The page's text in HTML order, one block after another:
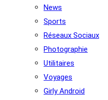
News
Sports
Réseaux Sociaux
Photographie
Utilitaires
Voyages
Girly Android